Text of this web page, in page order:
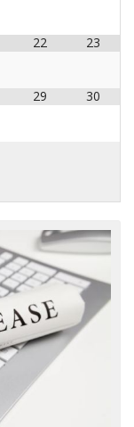
22 23
29 30